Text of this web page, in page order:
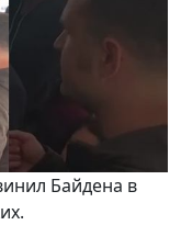
Байдена в